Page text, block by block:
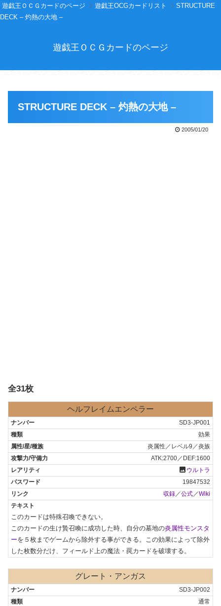
遊戯王ＯＣＧカードのページ 遊戯王OCGカードリスト
STRUCTURE
DECK – 灼熱の大地 –
遊戯王ＯＣＧカードのページ
STRUCTURE DECK – 灼熱の大地 –
2005/01/20
全31枚
ヘルフレイムエンペラー
SD3-JP001
効果
炎属性／レベル9／炎族
ATK:2700／DEF:1600
photo ウルトラ
19847532
収録 ／公式 ／Wiki
このカードは特殊召喚できない。
このカードの生け贄召喚に成功した時、自分の墓地の炎属性モンスタ
ーを５枚までゲームから除外する事ができる。この効果によって除外
した枚数分だけ、フィールド上の魔法・罠カードを破壊する。
グレート・アンガス
SD3-JP002
通常